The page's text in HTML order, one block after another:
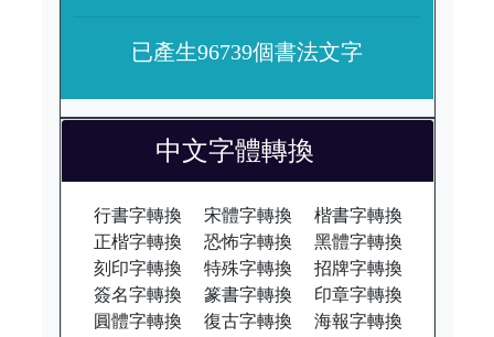
已產生96739個書法文字
中文字體轉換
行書字轉換 宋體字轉換
楷書字轉換
正楷字轉換
恐怖字轉換
黑體字轉換
刻印字轉換
特殊字轉換
招牌字轉換
簽名字轉換
篆書字轉換
印章字轉換
圓體字轉換
復古字轉換
海報字轉換